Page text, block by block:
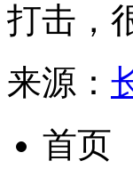
打击，
来源：
首页